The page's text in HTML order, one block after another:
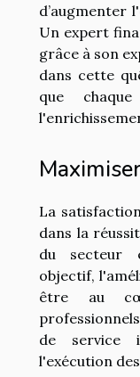
d’augmenter
Un expert
grâce à son
dans cette
que
La
dans la
du secteur
objectif,
être au
de service
l'exécution